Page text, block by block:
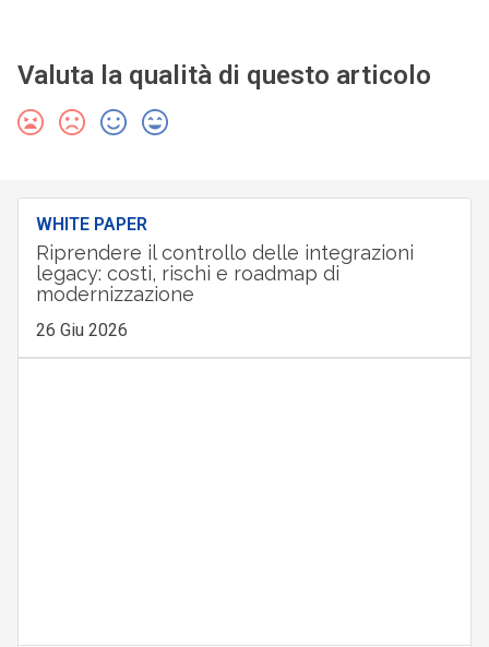
Valuta la qualità di questo articolo
WHITE PAPER
Riprendere il controllo delle integrazioni
legacy: costi, rischi e roadmap di
modernizzazione
26 Giu 2026